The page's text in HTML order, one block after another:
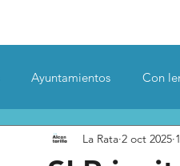
Ayuntamientos Con
Desde otras
La Rata 2 oct 2025